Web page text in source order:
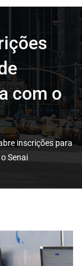
com o
inscrições para
Senai